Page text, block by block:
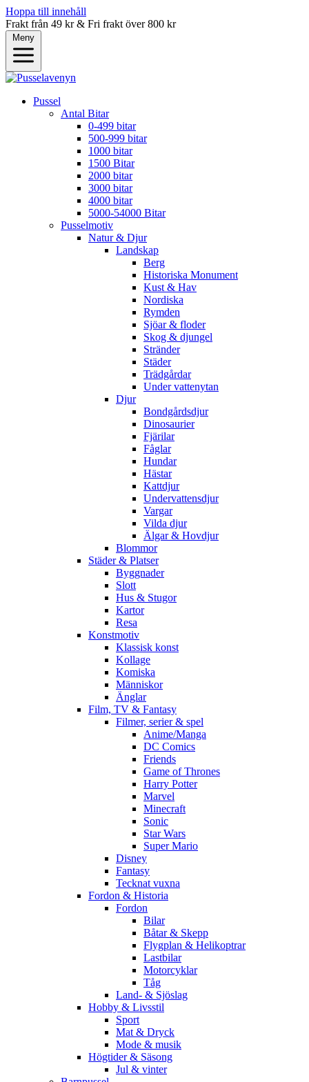
Hoppa till innehåll
Frakt från 49 kr & Fri frakt över 800 kr
Meny
Pussel
Antal Bitar
0-499 bitar
500-999 bitar
1000 bitar
1500 Bitar
2000 bitar
3000 bitar
4000 bitar
5000-54000 Bitar
Pusselmotiv
Natur & Djur
Landskap
Berg
Historiska Monument
Kust & Hav
Nordiska
Rymden
Sjöar & floder
Skog & djungel
Stränder
Städer
Trädgårdar
Under vattenytan
Djur
Bondgårdsdjur
Dinosaurier
Fjärilar
Fåglar
Hundar
Hästar
Kattdjur
Undervattensdjur
Vargar
Vilda djur
Älgar & Hovdjur
Blommor
Städer & Platser
Byggnader
Slott
Hus & Stugor
Kartor
Resa
Konstmotiv
Klassisk konst
Kollage
Komiska
Människor
Änglar
Film, TV & Fantasy
Filmer, serier & spel
Anime/Manga
DC Comics
Friends
Game of Thrones
Harry Potter
Marvel
Minecraft
Sonic
Star Wars
Super Mario
Disney
Fantasy
Tecknat vuxna
Fordon & Historia
Fordon
Bilar
Båtar & Skepp
Flygplan & Helikoptrar
Lastbilar
Motorcyklar
Tåg
Land- & Sjöslag
Hobby & Livsstil
Sport
Mat & Dryck
Mode & musik
Högtider & Säsong
Jul & vinter